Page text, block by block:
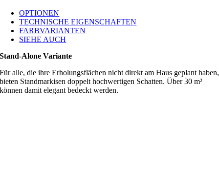
OPTIONEN
TECHNISCHE EIGENSCHAFTEN
FARBVARIANTEN
SIEHE AUCH
Stand-Alone Variante
Für alle, die ihre Erholungsflächen nicht direkt am Haus geplant haben,
bieten Standmarkisen doppelt hochwertigen Schatten. Über 30 m²
können damit elegant bedeckt werden.